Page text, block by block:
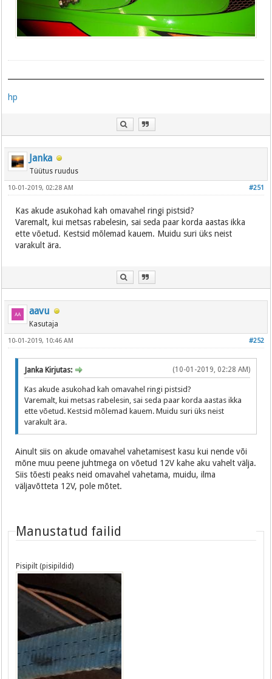
hp
Janka
Tüütus ruudus
#251
10-01-2019, 02:28 AM
Kas akude asukohad kah omavahel ringi pistsid?
Varemalt, kui metsas rabelesin, sai seda paar korda aastas ikka
ette võetud. Kestsid mõlemad kauem. Muidu suri üks neist
varakult ära.
aavu
Kasutaja
#252
10-01-2019, 10:46 AM
(10-01-2019, 02:28 AM)
Janka Kirjutas:
Kas akude asukohad kah omavahel ringi pistsid?
Varemalt, kui metsas rabelesin, sai seda paar korda aastas ikka
ette võetud. Kestsid mõlemad kauem. Muidu suri üks neist
varakult ära.
Ainult siis on akude omavahel vahetamisest kasu kui nende või
mõne muu peene juhtmega on võetud 12V kahe aku vahelt välja.
Siis tõesti peaks neid omavahel vahetama, muidu, ilma
väljavõtteta 12V, pole mõtet.
Manustatud failid
Pisipilt (pisipildid)